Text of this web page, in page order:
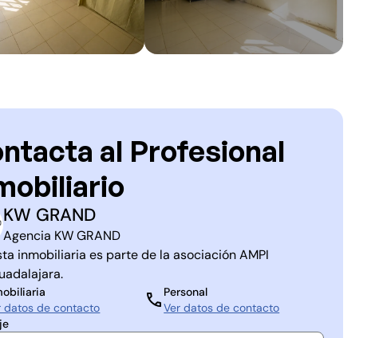
al Profesional
KW GRAND
Agencia KW GRAND
inmobiliaria es parte de la asociaciónAMPI
.
datos de contacto
Personal
Ver datos de contacto